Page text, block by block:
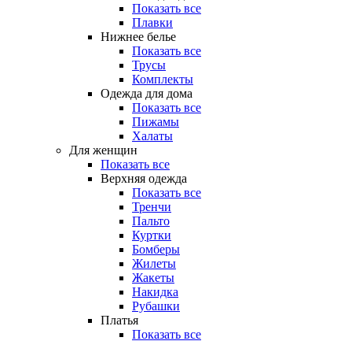
Показать все
Плавки
Нижнее белье
Показать все
Трусы
Комплекты
Одежда для дома
Показать все
Пижамы
Халаты
Для женщин
Показать все
Верхняя одежда
Показать все
Тренчи
Пальто
Куртки
Бомберы
Жилеты
Жакеты
Накидка
Рубашки
Платья
Показать все